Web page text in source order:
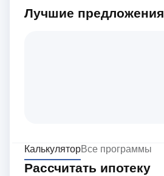
Лучшие предложения
КалькуляторВсе программы
Рассчитать ипотеку